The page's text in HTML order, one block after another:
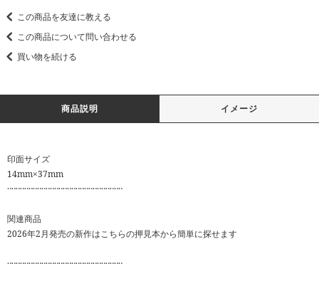
この商品を友達に教える
この商品について問い合わせる
買い物を続ける
商品説明 イメージ
印面サイズ
14mm×37mm
‥‥‥‥‥‥‥‥‥‥‥‥‥‥‥‥‥‥‥‥‥‥‥‥‥‥‥
関連商品
2026年2月発売の新作はこちらの押見本から簡単に探せます
‥‥‥‥‥‥‥‥‥‥‥‥‥‥‥‥‥‥‥‥‥‥‥‥‥‥‥